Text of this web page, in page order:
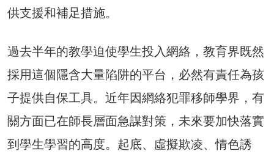
供支援和補足措施。
過去半年的教學迫使學生投入網絡，教育界既然
採用這個隱含大量陷阱的平台，必然有責任為孩
子提供自保工具。近年因網絡犯罪移師學界，有
關方面已在師長層面急謀對策，未來要加快落實
到學生學習的高度。起底、虛擬欺凌、情色誘